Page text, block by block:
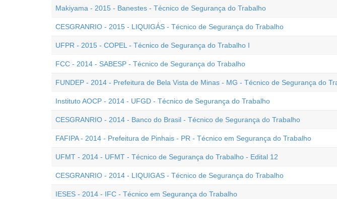
Makiyama - 2015 - Banestes - Técnico de Segurança do Trabalho
CESGRANRIO - 2015 - LIQUIGÁS - Técnico de Segurança do Trabalho
UFPR - 2015 - COPEL - Técnico de Segurança do Trabalho I
FCC - 2014 - SABESP - Técnico de Segurança do Trabalho
FUNDEP - 2014 - Prefeitura de Bela Vista de Minas - MG - Técnico de Segurança do
Instituto AOCP - 2014 - UFGD - Técnico de Segurança do Trabalho
CESGRANRIO - 2014 - Banco do Brasil - Técnico de Segurança do Trabalho
FAFIPA - 2014 - Prefeitura de Pinhais - PR - Técnico em Segurança do Trabalho
UFMT - 2014 - UFMT - Técnico de Segurança do Trabalho - Edital 12
CESGRANRIO - 2014 - LIQUIGAS - Técnico de Segurança do Trabalho
IESES - 2014 - IFC - Técnico em Segurança do Trabalho